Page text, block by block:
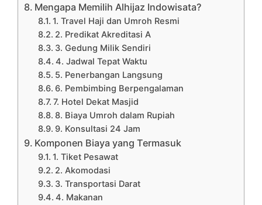
Mengapa Memilih Alhijaz Indowisata?
1. Travel Haji dan Umroh Resmi
2. Predikat Akreditasi A
3. Gedung Milik Sendiri
4. Jadwal Tepat Waktu
5. Penerbangan Langsung
6. Pembimbing Berpengalaman
7. Hotel Dekat Masjid
8. Biaya Umroh dalam Rupiah
9. Konsultasi 24 Jam
Komponen Biaya yang Termasuk
1. Tiket Pesawat
2. Akomodasi
3. Transportasi Darat
4. Makanan